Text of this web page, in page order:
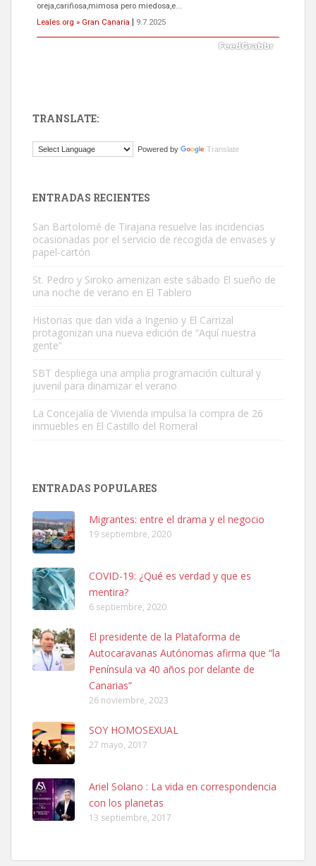
oreja,cariñosa,mimosa pero miedosa,e...
Leales.org » Gran Canaria
9.7.2025
El ayuntamiento se va a llevar a Los Gatos callejeros de la zona los
Este gato macho ha aparecido en la calle hace menos de un mes,
es muy manso y extremadamente cari...
Leales.org » Gran Canaria
Leales.org » Gran Canaria
SHIBA PERDIDO AVDA JOSE MESA Y LOPEZ
PERRO MACHO RAZA SHIBA CON MICROCHIP PERDIDO HOY
06/07/2025 ZONA MESA Y LOPEZ. ES MUY ASUSTADIZO
Leales.org » Gran Canaria
6.7.2025
Ninfa perdida
El día 5 se los perdió una ninfa papillera, asustada tiene miedo a la
calle, se perdió por la zon...
TRANSLATE:
Powered by Translate
ENTRADAS RECIENTES
San Bartolomé de Tirajana resuelve las incidencias
ocasionadas por el servicio de recogida de envases y
papel-cartón
St. Pedro y Siroko amenizan este sábado El sueño de
una noche de verano en El Tablero
Historias que dan vida a Ingenio y El Carrizal
protagonizan una nueva edición de “Aquí nuestra
gente”
SBT despliega una amplia programación cultural y
juvenil para dinamizar el verano
La Concejalía de Vivienda impulsa la compra de 26
inmuebles en El Castillo del Romeral
ENTRADAS POPULARES
Migrantes: entre el drama y el negocio
19 septiembre, 2020
COVID-19: ¿Qué es verdad y que es
mentira?
6 septiembre, 2020
El presidente de la Plataforma de
Autocaravanas Autónomas afirma que “la
Península va 40 años por delante de
Canarias”
26 noviembre, 2023
SOY HOMOSEXUAL
27 mayo, 2017
Ariel Solano : La vida en correspondencia
con los planetas
13 septiembre, 2017